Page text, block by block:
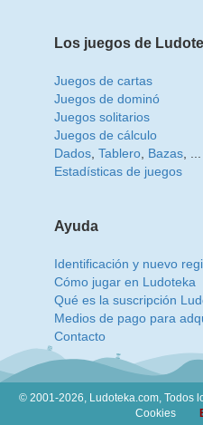
Los juegos de
Juegos de cartas
Juegos de dominó
Juegos solitarios
Juegos de cálculo
Dados Tablero Bazas
Estadísticas de juegos
Ayuda
Identificación y nuevo
Cómo jugar en Ludoteka
Qué es la suscripción
Medios de pago para
Contacto
© 2001-2026, Ludoteka.com,Todos
Cookies